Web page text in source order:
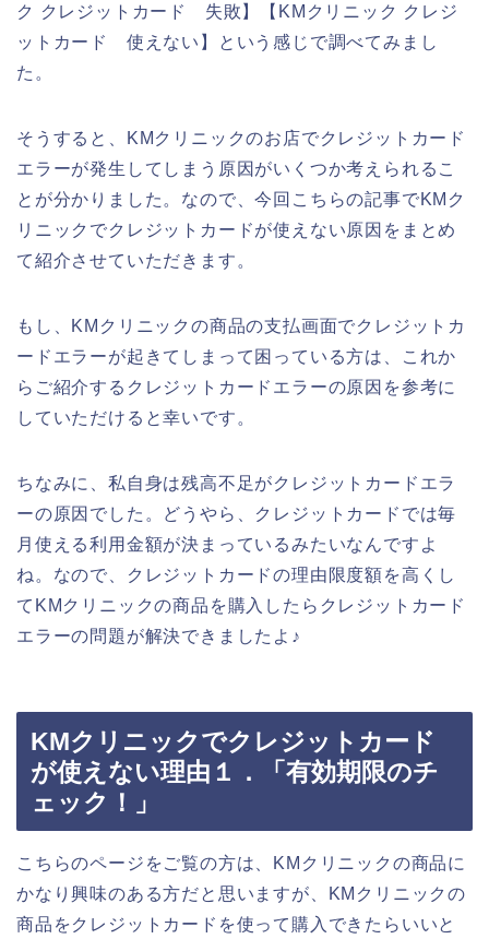
ク クレジットカード 失敗】【KMクリニック クレジ
ットカード 使えない】という感じで調べてみまし
た。
そうすると、KMクリニックのお店でクレジットカード
エラーが発生してしまう原因がいくつか考えられるこ
とが分かりました。なので、今回こちらの記事でKMク
リニックでクレジットカードが使えない原因をまとめ
て紹介させていただきます。
もし、KMクリニックの商品の支払画面でクレジットカ
ードエラーが起きてしまって困っている方は、これか
らご紹介するクレジットカードエラーの原因を参考に
していただけると幸いです。
ちなみに、私自身は残高不足がクレジットカードエラ
ーの原因でした。どうやら、クレジットカードでは毎
月使える利用金額が決まっているみたいなんですよ
ね。なので、クレジットカードの理由限度額を高くし
てKMクリニックの商品を購入したらクレジットカード
エラーの問題が解決できましたよ♪
KMクリニックでクレジットカード
が使えない理由１．「有効期限のチ
ェック！」
こちらのページをご覧の方は、KMクリニックの商品に
かなり興味のある方だと思いますが、KMクリニックの
商品をクレジットカードを使って購入できたらいいと